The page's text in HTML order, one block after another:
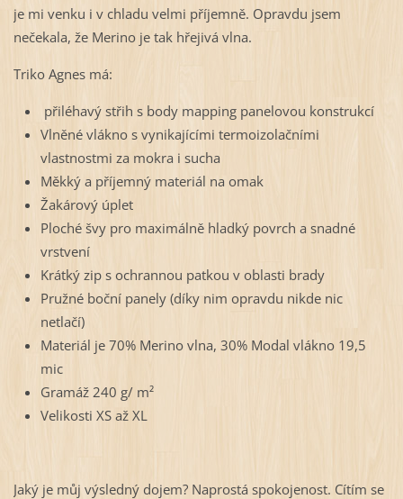
je mi venku i v chladu velmi příjemně. Opravdu jsem
nečekala, že Merino je tak hřejivá vlna.
Triko Agnes má:
přiléhavý střih s body mapping panelovou konstrukcí
Vlněné vlákno s vynikajícími termoizolačními
vlastnostmi za mokra i sucha
Měkký a příjemný materiál na omak
Žakárový úplet
Ploché švy pro maximálně hladký povrch a snadné
vrstvení
Krátký zip s ochrannou patkou v oblasti brady
Pružné boční panely (díky nim opravdu nikde nic
netlačí)
Materiál je 70% Merino vlna, 30% Modal vlákno 19,5
mic
Gramáž 240 g/ m²
Velikosti XS až XL
Jaký je můj výsledný dojem? Naprostá spokojenost. Cítím se